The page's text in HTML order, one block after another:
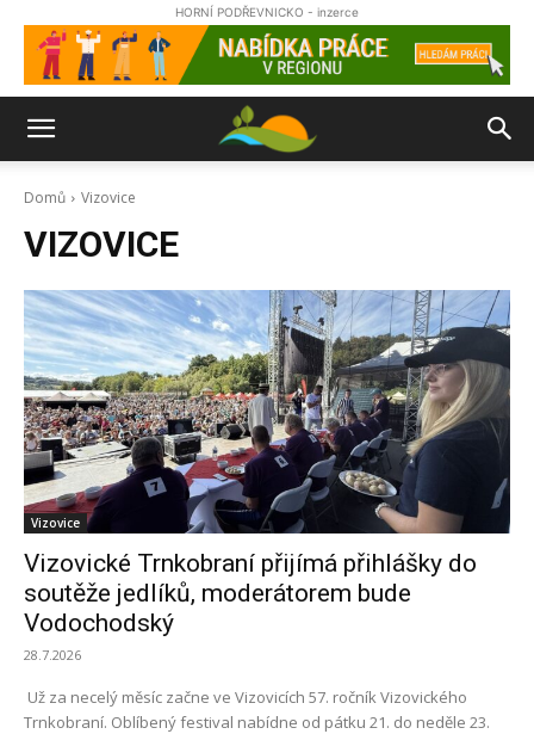
HORNÍ PODŘEVNICKO - inzerce
Domů Vizovice
VIZOVICE
Vizovice
Vizovické Trnkobraní přijímá přihlášky do
soutěže jedlíků, moderátorem bude
Vodochodský
28.7.2026
Už za necelý měsíc začne ve Vizovicích 57. ročník Vizovického
Trnkobraní. Oblíbený festival nabídne od pátku 21. do neděle 23.